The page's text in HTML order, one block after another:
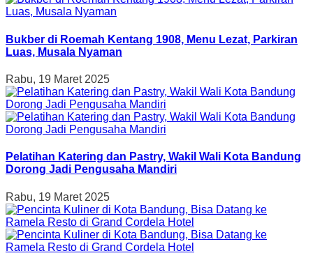
Bukber di Roemah Kentang 1908, Menu Lezat, Parkiran
Luas, Musala Nyaman
Rabu, 19 Maret 2025
Pelatihan Katering dan Pastry, Wakil Wali Kota Bandung
Dorong Jadi Pengusaha Mandiri
Rabu, 19 Maret 2025